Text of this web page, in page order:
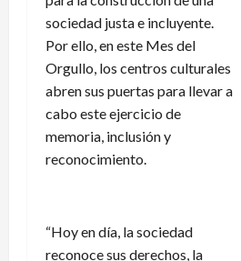
sociedad justa e incluyente.
Por ello, en este Mes del
Orgullo, los centros culturales
abren sus puertas para llevar a
cabo este ejercicio de
memoria, inclusión y
reconocimiento.
“Hoy en día, la sociedad
reconoce sus derechos, la